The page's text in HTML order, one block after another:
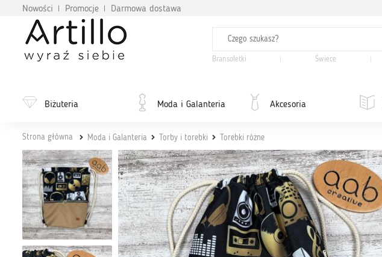
Nowości Promocje Darmowa dostawa
Bransoletki Świece
Biżuteria Moda i Galanteria Akcesoria
Strona główna Moda i Galanteria Torby i torebki Torebki różne